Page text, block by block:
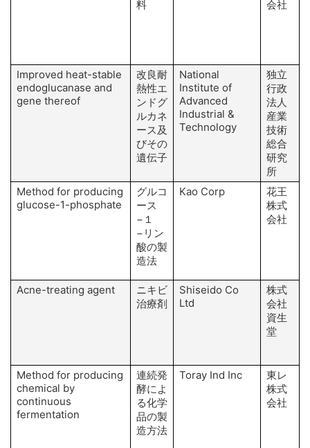
料 会社
Improved heat-stable
endoglucanase and
gene thereof
改良耐
熱性エ
ンドグ
ルカネ
ース及
びその
遺伝子
National
Institute of
Advanced
Industrial &
Technology
独立
行政
法人
産業
技術
総合
研究
所
Method for producing
glucose-1-phosphate
グルコ
ース
−１
−リン
酸の製
造法
Kao Corp
花王
株式
会社
Acne-treating agent
ニキビ
治療剤
Shiseido Co
Ltd
株式
会社
資生
堂
Method for producing
chemical by
continuous
fermentation
連続発
酵によ
る化学
品の製
造方法
Toray Ind Inc
東レ
株式
会社